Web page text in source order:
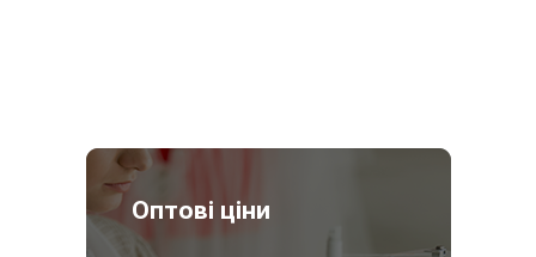
Оптові ціни